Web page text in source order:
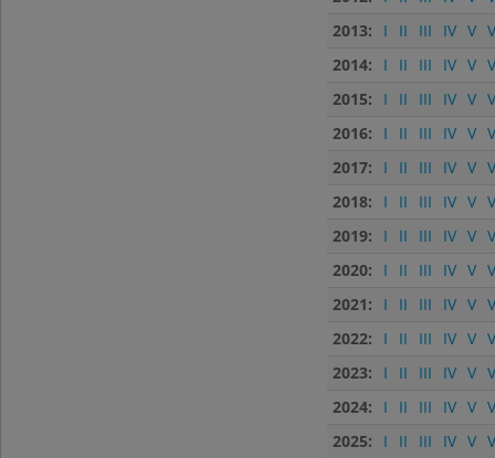
2013:
I II III IV V
2014:
I II III IV V
2015:
I II III IV V
2016:
I II III IV V
2017:
I II III IV V
2018:
I II III IV V
2019:
I II III IV V
2020:
I II III IV V
2021:
I II III IV V
2022:
I II III IV V
2023:
I II III IV V
2024:
I II III IV V
2025:
I II III IV V